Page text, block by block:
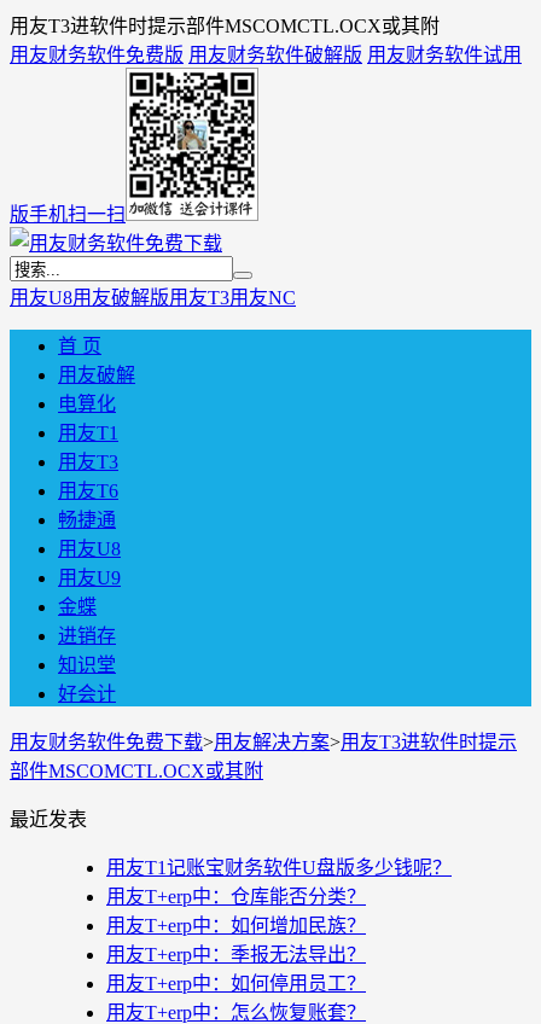
用友T3进软件时提示部件MSCOMCTL.OCX或其附
用友财务软件免费版 用友财务软件破解版 用友财务软件试用
版手机扫一扫
用友U8用友破解版用友T3用友NC
首 页
用友破解
电算化
用友T1
用友T3
用友T6
畅捷通
用友U8
用友U9
金蝶
进销存
知识堂
好会计
用友财务软件免费下载>用友解决方案>用友T3进软件时提示
部件MSCOMCTL.OCX或其附
最近发表
用友T1记账宝财务软件U盘版多少钱呢？
用友T+erp中：仓库能否分类？
用友T+erp中：如何增加民族？
用友T+erp中：季报无法导出？
用友T+erp中：如何停用员工？
用友T+erp中：怎么恢复账套？